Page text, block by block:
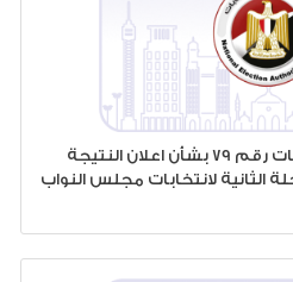
قرار الهيئة الوطنية للانتخابات رقم 79 بشأن اعلان النتيجة
الثانية لانتخابات مجلس النواب